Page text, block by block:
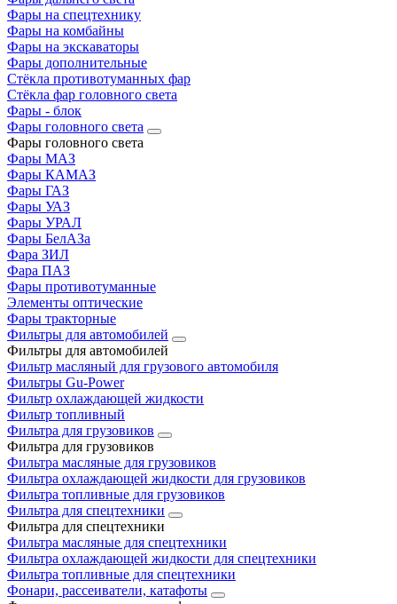
Фары на спецтехнику
Фары на комбайны
Фары на экскаваторы
Фары дополнительные
Стёкла противотуманных фар
Стёкла фар головного света
Фары - блок
Фары головного света
Фары головного света
Фары МАЗ
Фары КАМАЗ
Фары ГАЗ
Фары УАЗ
Фары УРАЛ
Фары БелАЗа
Фара ЗИЛ
Фара ПАЗ
Фары противотуманные
Элементы оптические
Фары тракторные
Фильтры для автомобилей
Фильтры для автомобилей
Фильтр масляный для грузового автомобиля
Фильтры Gu-Power
Фильтр охлаждающей жидкости
Фильтр топливный
Фильтра для грузовиков
Фильтра для грузовиков
Фильтра масляные для грузовиков
Фильтра охлаждающей жидкости для грузовиков
Фильтра топливные для грузовиков
Фильтра для спецтехники
Фильтра для спецтехники
Фильтра масляные для спецтехники
Фильтра охлаждающей жидкости для спецтехники
Фильтра топливные для спецтехники
Фонари, рассеиватели, катафоты